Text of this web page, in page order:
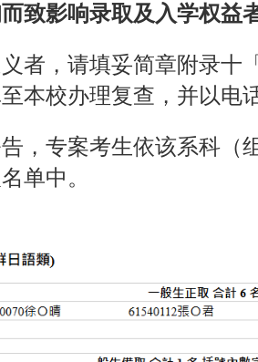
致影响录取及入学权益
者，请填妥简章附录十
本校办理复查，并以电
，专案考生依该系科（
单中。